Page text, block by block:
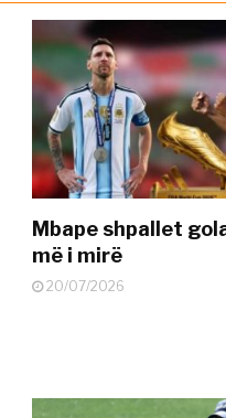
Mbape shpallet
më i mirë
20/07/2026